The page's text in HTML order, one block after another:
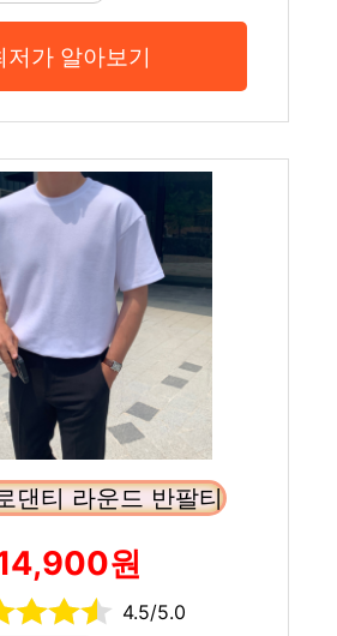
저가 알아보기
댄티 라운드 반팔티
원
4.5/5.0